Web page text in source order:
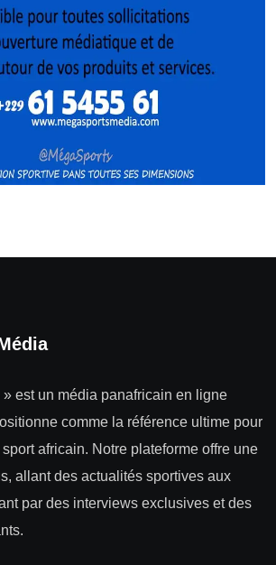
est un média panafricain en ligne
comme la référence ultime pour
africain. Notre plateforme offre une
allant des actualités sportives aux
par des interviews exclusives et des